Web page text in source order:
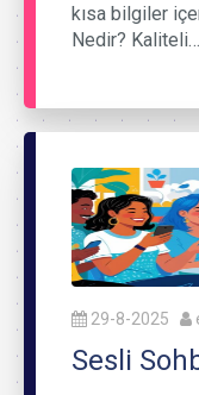
kısa bilgiler
Nedir? Kaliteli…
29-8-2025
Sesli